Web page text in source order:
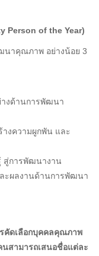
Person of the Year)
นาคุณภาพ อย่างน้อย 3
งด้านการพัฒนา
งความผูกพัน และ
การพัฒนางาน
ผลงานด้านการพัฒนา
คัดเลือกบุคคลคุณภาพ
นสามารถเสนอชื่อแต่ละ